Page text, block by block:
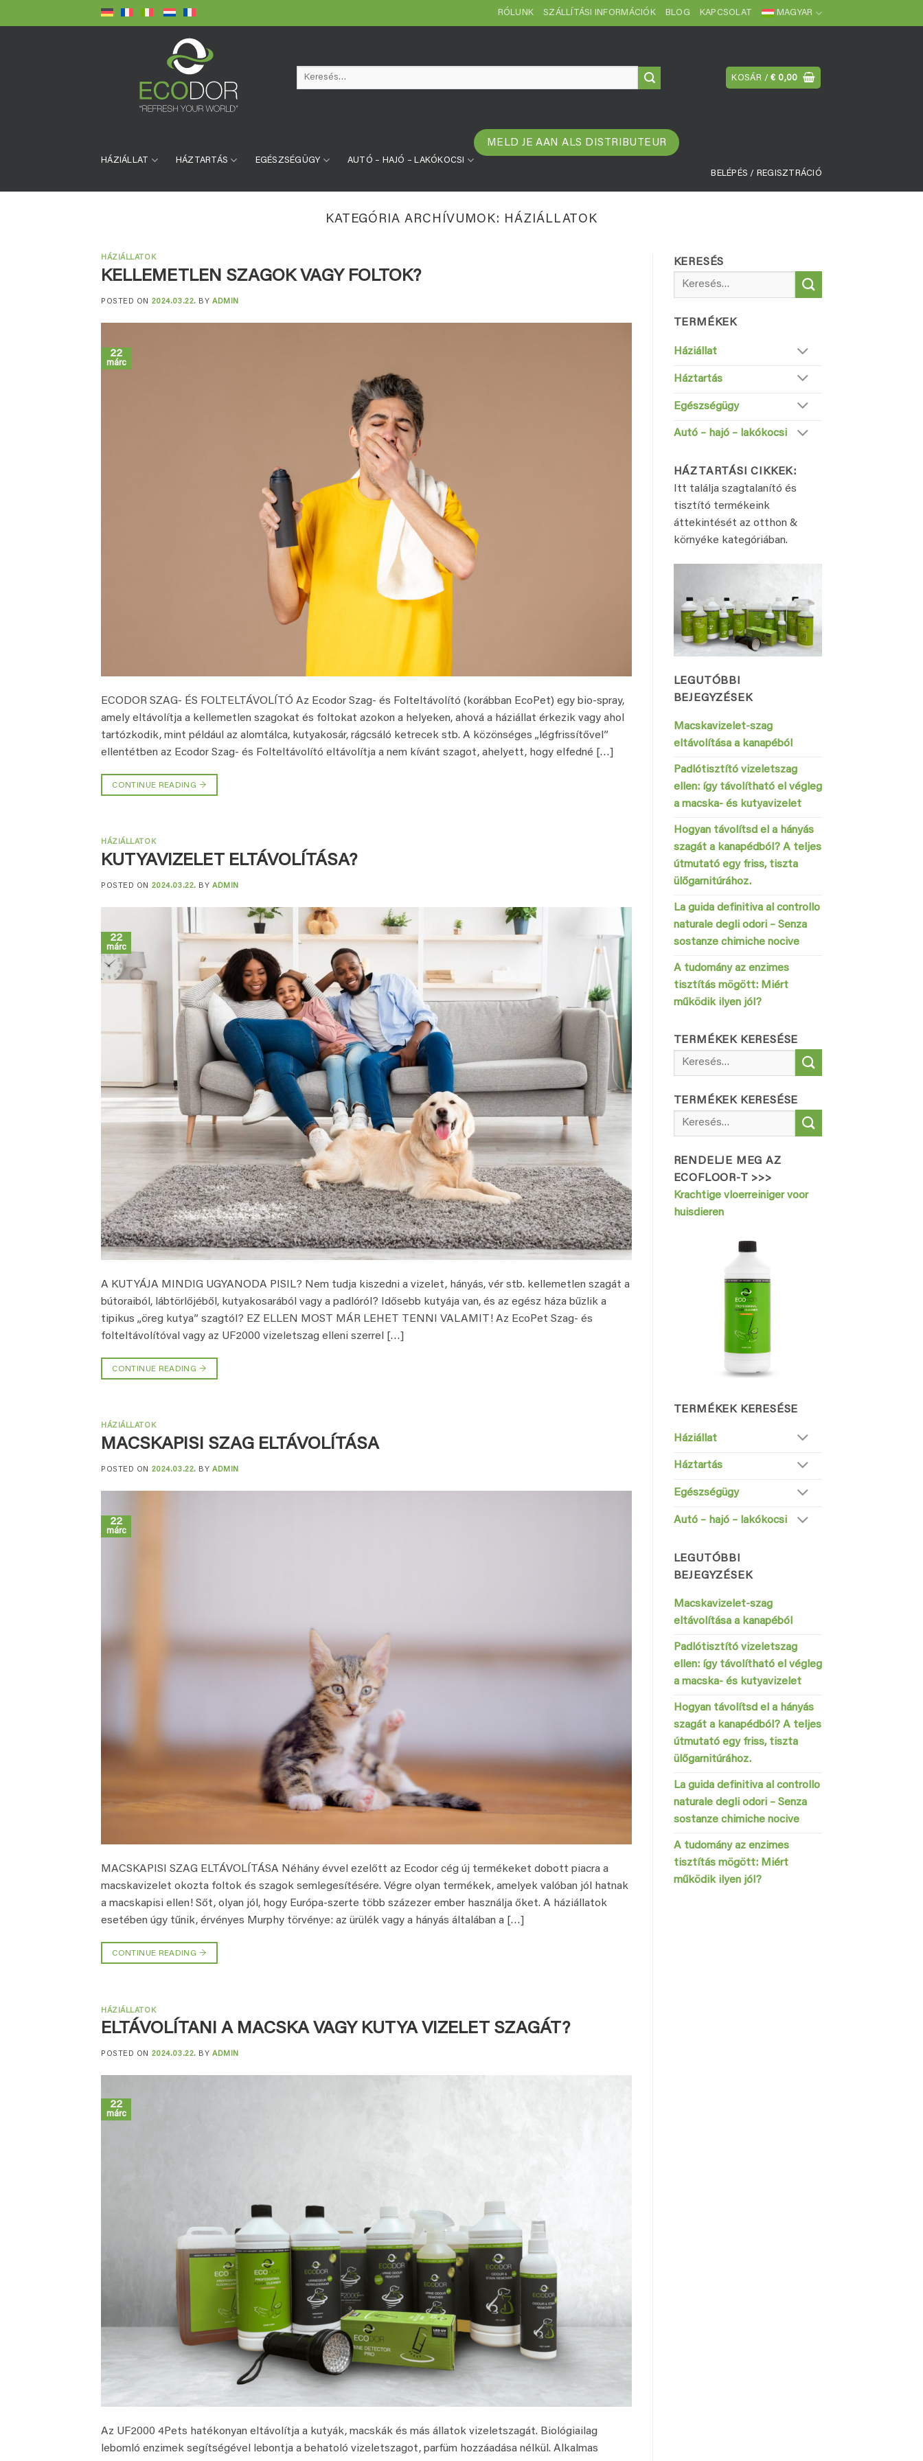
to
RÓLUNK SZÁLLÍTÁSI INFORMÁCIÓK BLOG KAPCSOLAT MAGYAR
Keresés
KOSÁR /€ 0,00
HÁZIÁLLAT HÁZTARTÁS EGÉSZSÉGÜGY AUTÓ – HAJÓ – LAKÓKOCSI
MELD JE AAN ALS DISTRIBUTEUR
BELÉPÉS / REGISZTRÁCIÓ
KATEGÓRIA ARCHÍVUMOK: HÁZIÁLLATOK
HÁZIÁLLATOK
KELLEMETLEN SZAGOK VAGY FOLTOK?
POSTED ON 2024.03.22. BYADMIN
22
márc
ECODOR SZAG- ÉS FOLTELTÁVOLÍTÓ Az Ecodor Szag- és Folteltávolító (korábban EcoPet) egy bio-spray,
amely eltávolítja a kellemetlen szagokat és foltokat azokon a helyeken, ahová a háziállat érkezik vagy ahol
tartózkodik, mint például az alomtálca, kutyakosár, rágcsáló ketrecek stb. A közönséges „légfrissítővel”
ellentétben az Ecodor Szag- és Folteltávolító eltávolítja a nem kívánt szagot, ahelyett, hogy elfedné […]
CONTINUE READING →
HÁZIÁLLATOK
KUTYAVIZELET ELTÁVOLÍTÁSA?
POSTED ON 2024.03.22. BYADMIN
22
márc
A KUTYÁJA MINDIG UGYANODA PISIL? Nem tudja kiszedni a vizelet, hányás, vér stb. kellemetlen szagát a
bútoraiból, lábtörlőjéből, kutyakosarából vagy a padlóról? Idősebb kutyája van, és az egész háza bűzlik a
tipikus „öreg kutya” szagtól? EZ ELLEN MOST MÁR LEHET TENNI VALAMIT! Az EcoPet Szag- és
folteltávolítóval vagy az UF2000 vizeletszag elleni szerrel […]
CONTINUE READING →
HÁZIÁLLATOK
MACSKAPISI SZAG ELTÁVOLÍTÁSA
POSTED ON 2024.03.22. BYADMIN
22
márc
MACSKAPISI SZAG ELTÁVOLÍTÁSA Néhány évvel ezelőtt az Ecodor cég új termékeket dobott piacra a
macskavizelet okozta foltok és szagok semlegesítésére. Végre olyan termékek, amelyek valóban jól hatnak
a macskapisi ellen! Sőt, olyan jól, hogy Európa-szerte több százezer ember használja őket. A háziállatok
esetében úgy tűnik, érvényes Murphy törvénye: az ürülék vagy a hányás általában a […]
CONTINUE READING →
HÁZIÁLLATOK
ELTÁVOLÍTANI A MACSKA VAGY KUTYA VIZELET SZAGÁT?
POSTED ON 2024.03.22. BYADMIN
22
márc
Az UF2000 4Pets hatékonyan eltávolítja a kutyák, macskák és más állatok vizeletszagát. Biológiailag
lebomló enzimek segítségével lebontja a behatoló vizeletszagot, parfüm hozzáadása nélkül. Alkalmas
KERESÉS
Keresés
TERMÉKEK
Háziállat
Háztartás
Egészségügy
Autó – hajó – lakókocsi
HÁZTARTÁSI CIKKEK:
Itt találja szagtalanító és
tisztító termékeink
áttekintését az otthon &
környéke kategóriában.
LEGUTÓBBI
BEJEGYZÉSEK
Macskavizelet-szag
eltávolítása a kanapéból
Padlótisztító vizeletszag
ellen: így távolítható el végleg
a macska- és kutyavizelet
Hogyan távolítsd el a hányás
szagát a kanapédból? A teljes
útmutató egy friss, tiszta
ülőgarnitúrához.
La guida definitiva al controllo
naturale degli odori – Senza
sostanze chimiche nocive
A tudomány az enzimes
tisztítás mögött: Miért
működik ilyen jól?
TERMÉKEK KERESÉSE
Keresés
TERMÉKEK KERESÉSE
Keresés
RENDELJE MEG AZ
ECOFLOOR-T >>>
Krachtige vloerreiniger voor
huisdieren
TERMÉKEK KERESÉSE
Háziállat
Háztartás
Egészségügy
Autó – hajó – lakókocsi
LEGUTÓBBI
BEJEGYZÉSEK
Macskavizelet-szag
eltávolítása a kanapéból
Padlótisztító vizeletszag
ellen: így távolítható el végleg
a macska- és kutyavizelet
Hogyan távolítsd el a hányás
szagát a kanapédból? A teljes
útmutató egy friss, tiszta
ülőgarnitúrához.
La guida definitiva al controllo
naturale degli odori – Senza
sostanze chimiche nocive
A tudomány az enzimes
tisztítás mögött: Miért
működik ilyen jól?